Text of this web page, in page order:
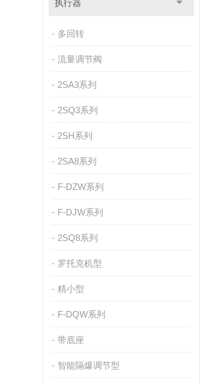
执行器
多回转
流量调节阀
2SA3系列
2SQ3系列
2SH系列
2SA8系列
F-DZW系列
F-DJW系列
2SQ8系列
罗托克机型
精小型
F-DQW系列
带底座
智能隔爆调节型